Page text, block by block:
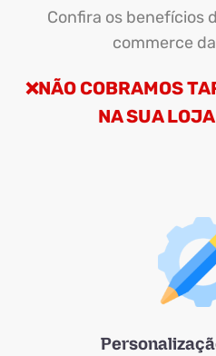
Confira os benefícios
commerce
❌NÃO COBRAMOS
NA SUA